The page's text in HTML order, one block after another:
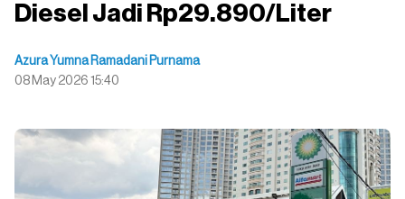
Diesel Jadi Rp29.890/Liter
Azura Yumna Ramadani Purnama
08 May 2026 15:40